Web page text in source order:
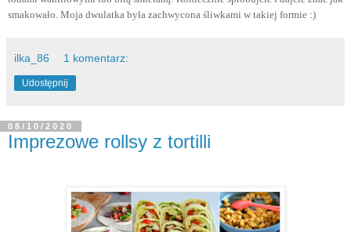
smakowało. Moja dwulatka była zachwycona śliwkami w takiej formie :)
ilka_86 1 komentarz:
Udostępnij
08/10/2020
Imprezowe rollsy z tortilli